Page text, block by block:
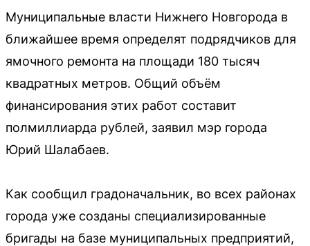
Муниципальные власти Нижнего Новгорода в
ближайшее время определят подрядчиков для
ямочного ремонта на площади 180 тысяч
квадратных метров. Общий объём
финансирования этих работ составит
полмиллиарда рублей, заявил мэр города
Юрий Шалабаев.
Как сообщил градоначальник, во всех районах
города уже созданы специализированные
бригады на базе муниципальных предприятий,